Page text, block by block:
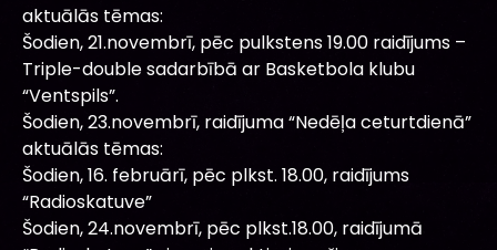
aktuālās tēmas:
Šodien, 21.novembrī, pēc pulkstens 19.00 raidījums –
Triple-double sadarbībā ar Basketbola klubu
“Ventspils”.
Šodien, 23.novembrī, raidījuma “Nedēļa ceturtdienā”
aktuālās tēmas:
Šodien, 16. februārī, pēc plkst. 18.00, raidījums
“Radioskatuve”
Šodien, 24.novembrī, pēc plkst.18.00, raidījumā